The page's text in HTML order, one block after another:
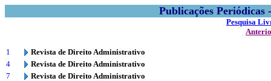
Publicações
Pesquisa
1
Revista de Direito Administrativo
4
Revista de Direito Administrativo
7
Revista de Direito Administrativo